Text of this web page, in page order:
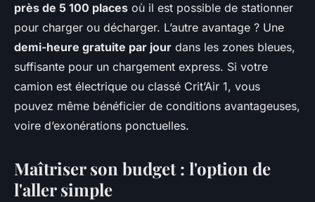
près de 5 100 places où il est possible de stationner
pour charger ou décharger. L’autre avantage ? Une
demi-heure gratuite par jour dans les zones bleues,
suffisante pour un chargement express. Si votre
camion est électrique ou classé Crit’Air 1, vous
pouvez même bénéficier de conditions avantageuses,
voire d’exonérations ponctuelles.
Maîtriser son budget : l'option de
l'aller simple